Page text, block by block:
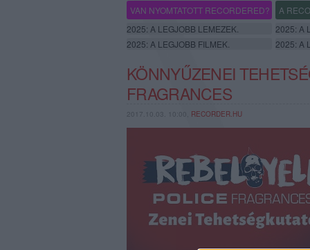
VAN NYOMTATOTT RECORDERED? A
2025: A LEGJOBB LEMEZEK.
2025: A
2025: A LEGJOBB FILMEK.
2025: A
KÖNNYŰZENEI
FRAGRANCES
2017.10.03. 10:00, RECORDER.HU